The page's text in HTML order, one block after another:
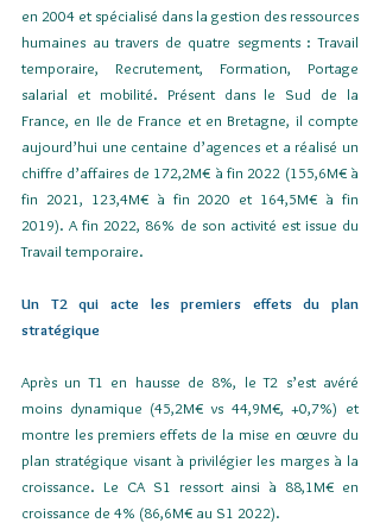
en 2004 et spécialisé dans la gestion des ressources
humaines au travers de quatre segments : Travail
temporaire, Recrutement, Formation, Portage
salarial et mobilité. Présent dans le Sud de la
France, en Ile de France et en Bretagne, il compte
aujourd’hui une centaine d’agences et a réalisé un
chiffre d’affaires de 172,2M€ à fin 2022 (155,6M€ à
fin 2021, 123,4M€ à fin 2020 et 164,5M€ à fin
2019). A fin 2022, 86% de son activité est issue du
Travail temporaire.
Un T2 qui acte les premiers effets du plan
stratégique
Après un T1 en hausse de 8%, le T2 s’est avéré
moins dynamique (45,2M€ vs 44,9M€, +0,7%) et
montre les premiers effets de la mise en œuvre du
plan stratégique visant à privilégier les marges à la
croissance. Le CA S1 ressort ainsi à 88,1M€ en
croissance de 4% (86,6M€ au S1 2022).